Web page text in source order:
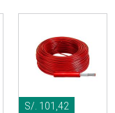
S/. 101,42